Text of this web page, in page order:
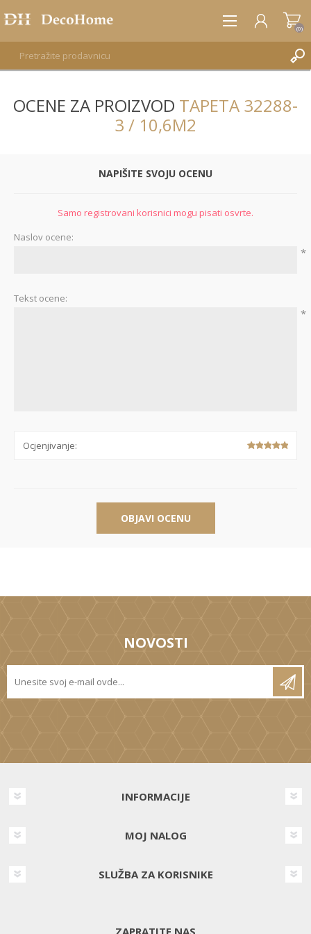
REGISTRUJTE SE
(0)
OCENE ZA PROIZVOD TAPETA 32288-
3 / 10,6M2
NAPIŠITE SVOJU OCENU
Samo registrovani korisnici mogu pisati osvrte.
Naslov ocene:
*
Tekst ocene:
*
Ocjenjivanje:
OBJAVI OCENU
NOVOSTI
INFORMACIJE
MOJ NALOG
SLUŽBA ZA KORISNIKE